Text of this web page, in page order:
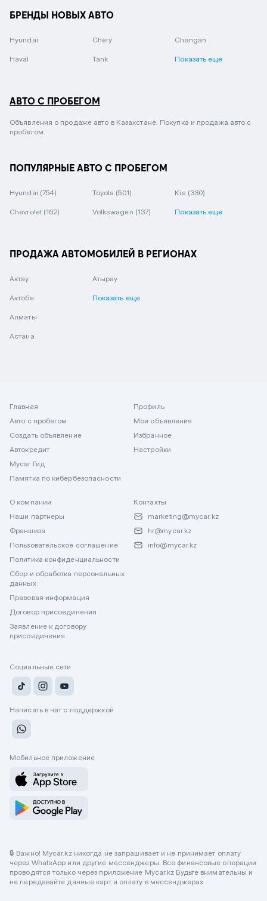
БРЕНДЫ НОВЫХ АВТО
Hyundai Chery Changan
Haval Tank Показать еще
АВТО С ПРОБЕГОМ
Объявления о продаже авто в Казахстане. Покупка и продажа авто с
пробегом.
ПОПУЛЯРНЫЕ АВТО С ПРОБЕГОМ
Hyundai (754) Toyota (501) Kia (330)
Chevrolet (162) Volkswagen (137) Показать еще
ПРОДАЖА АВТОМОБИЛЕЙ В РЕГИОНАХ
Актау
Актобе
Алматы
Астана
Атырау
Показать еще
Главная
Авто с пробегом
Создать объявление
Автокредит
Mycar Гид
Памятка по кибербезопасности
Профиль
Мои объявления
Избранное
Настройки
О компании
Наши партнеры
Франшиза
Пользовательское соглашение
Политика конфиденциальности
Сбор и обработка персональных
данных
Правовая информация
Договор присоединения
Заявление к договору
присоединения
Контакты
marketing@mycar.kz
hr@mycar.kz
info@mycar.kz
Социальные сети
Написать в чат с поддержкой
Мобильное приложение
🔒 Важно! Mycar.kz никогда не запрашивает и не принимает оплату
через WhatsApp или другие мессенджеры. Все финансовые операции
проводятся только через приложение Mycar.kz Будьте внимательны и
не передавайте данные карт и оплату в мессенджерах.